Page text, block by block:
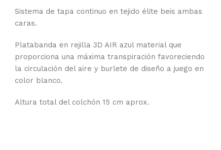
Sistema de tapa continuo en tejido élite beis ambas
caras.
Platabanda en rejilla 3D AIR azul material que
proporciona una máxima transpiración favoreciendo
la circulación del aire y burlete de diseño a juego en
color blanco.
Altura total del colchón 15 cm aprox.